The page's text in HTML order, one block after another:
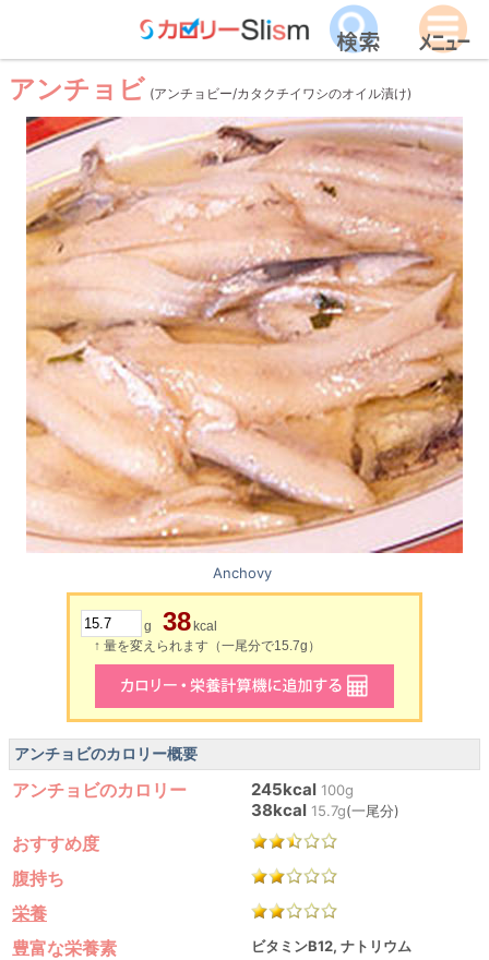
アンチョビ (アンチョビー/カタクチイワシのオイル漬け)
Anchovy
g 38 kcal
↑ 量を変えられます（一尾分で15.7g）
アンチョビのカロリー概要
アンチョビのカロリー 245kcal 100g
38kcal 15.7g(一尾分)
おすすめ度
腹持ち
栄養
豊富な栄養素
ビタミンB12, ナトリウム